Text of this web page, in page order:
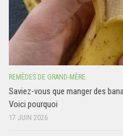
REMÈDES DE GRAND-MÈRE
Saviez-vous que manger des
Voici pourquoi
17 JUIN 2026